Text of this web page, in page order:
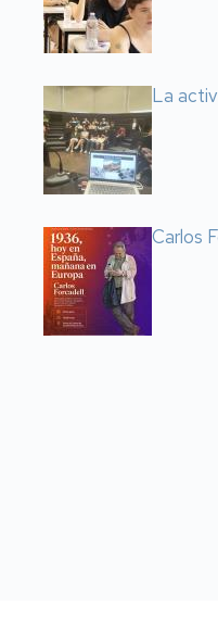
La
Carlos